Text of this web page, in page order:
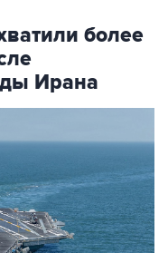
Ирана